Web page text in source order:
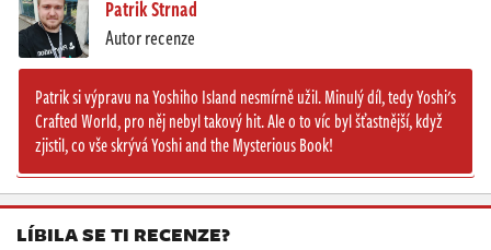
Patrik Strnad
Autor recenze
Patrik si výpravu na Yoshiho Island nesmírně užil. Minulý díl, tedy Yoshi's
Crafted World, pro něj nebyl takový hit. Ale o to víc byl šťastnější, když
zjistil, co vše skrývá Yoshi and the Mysterious Book!
LÍBILA SE TI RECENZE?